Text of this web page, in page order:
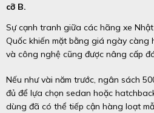
cỡ B.
Sự cạnh tranh giữa các hãng xe
Quốc khiến mặt bằng giá ngày càng
và công nghệ cũng được nâng cấp
Nếu như vài năm trước, ngân sách
đủ để lựa chọn sedan hoặc
dùng đã có thể tiếp cận hàng loạt